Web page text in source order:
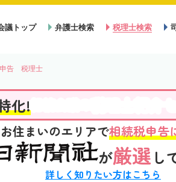
議トップ 弁護士検索 税理士検索
告 税理士
化!
住まいのエリアで相続税申告
が厳選 し
詳しく知りたい方はこちら